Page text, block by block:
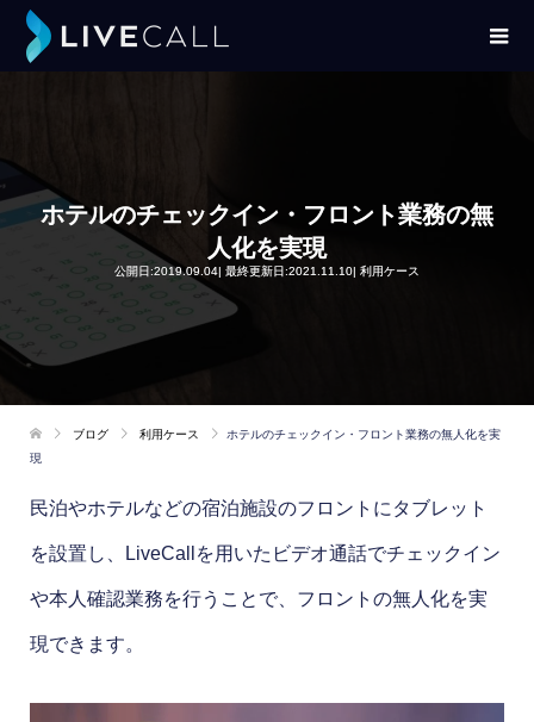
ホテルのチェックイン・フロント業務の無
人化を実現
公開日:2019.09.04| 最終更新日:2021.11.10| 利用ケース
ブログ 利用ケース
ホテルのチェックイン・フロント業務の無人化を実
現
民泊やホテルなどの宿泊施設のフロントにタブレット
を設置し、LiveCallを用いたビデオ通話でチェックイン
や本人確認業務を行うことで、フロントの無人化を実
現できます。